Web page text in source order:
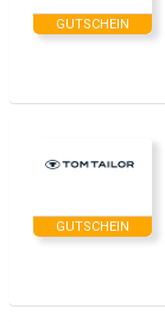
GUTSCHEIN
GUTSCHEIN